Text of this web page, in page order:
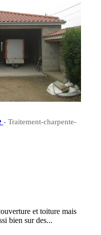
- Traitement-charpente-
et toiture mais
bien sur des...